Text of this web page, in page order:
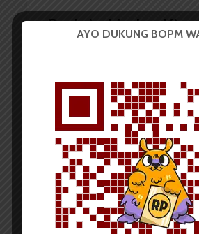
Reskrim Medan:
Redaksi 25 Oktober 2014
AYO DUKUNG BOPM